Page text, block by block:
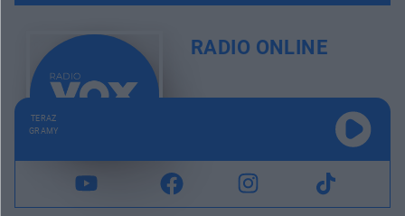
RADIO ONLINE
TERAZ
GRAMY